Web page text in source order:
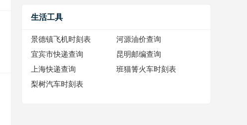
生活工具
景德镇飞机时刻表
河源油价查询
宜宾市快递查询
昆明邮编查询
上海快递查询
班猫箐火车时刻表
梨树汽车时刻表